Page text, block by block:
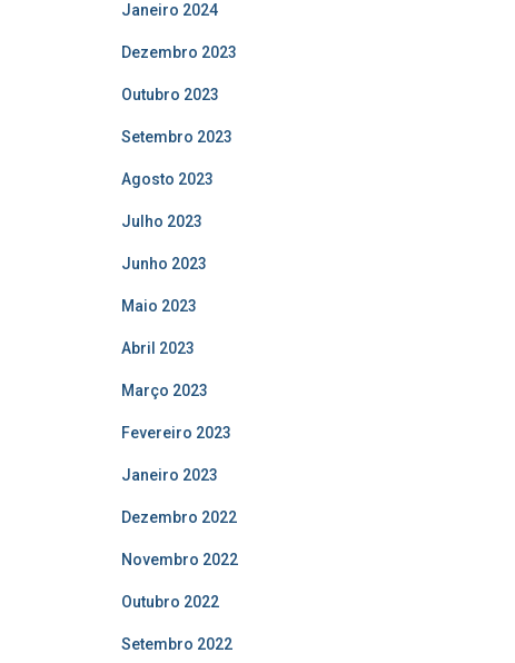
Janeiro 2024
Dezembro 2023
Outubro 2023
Setembro 2023
Agosto 2023
Julho 2023
Junho 2023
Maio 2023
Abril 2023
Março 2023
Fevereiro 2023
Janeiro 2023
Dezembro 2022
Novembro 2022
Outubro 2022
Setembro 2022